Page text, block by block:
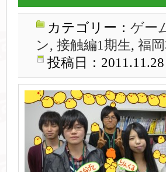
カテゴリー： ゲー
ン, 接触編1期生, 福
投稿日：2011.11.28